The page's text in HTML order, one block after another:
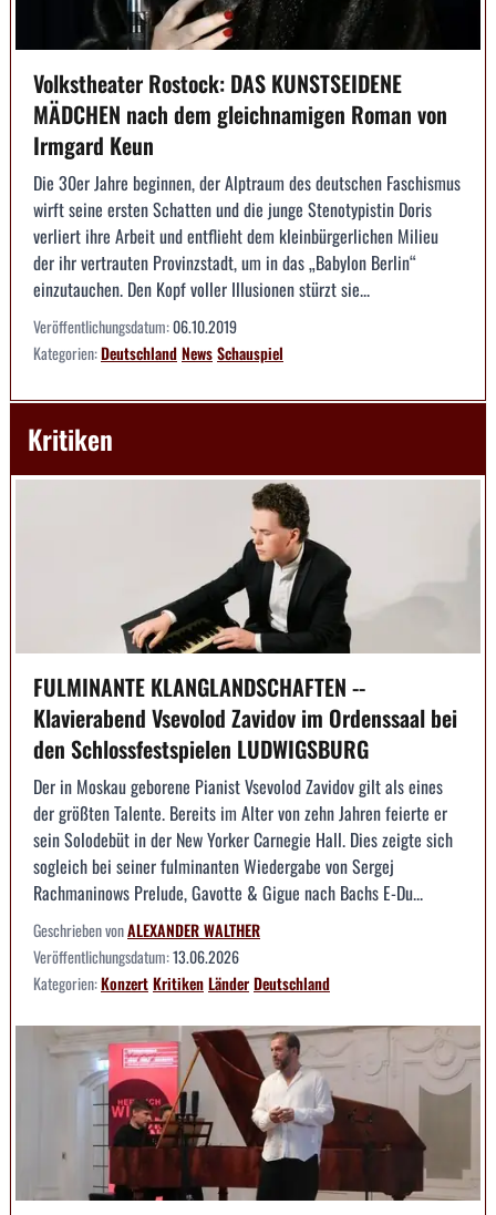
Volkstheater Rostock: DAS KUNSTSEIDENE
MÄDCHEN nach dem gleichnamigen Roman von
Irmgard Keun
Die 30er Jahre beginnen, der Alptraum des deutschen Faschismus
wirft seine ersten Schatten und die junge Stenotypistin Doris
verliert ihre Arbeit und entflieht dem kleinbürgerlichen Milieu
der ihr vertrauten Provinzstadt, um in das „Babylon Berlin“
einzutauchen. Den Kopf voller Illusionen stürzt sie...
Veröffentlichungsdatum:06.10.2019
Kategorien:DeutschlandNewsSchauspiel
Kritiken
FULMINANTE KLANGLANDSCHAFTEN --
Klavierabend Vsevolod Zavidov im Ordenssaal bei
den Schlossfestspielen LUDWIGSBURG
Der in Moskau geborene Pianist Vsevolod Zavidov gilt als eines
der größten Talente. Bereits im Alter von zehn Jahren feierte er
sein Solodebüt in der New Yorker Carnegie Hall. Dies zeigte sich
sogleich bei seiner fulminanten Wiedergabe von Sergej
Rachmaninows Prelude, Gavotte & Gigue nach Bachs E-Du...
Geschrieben vonALEXANDER WALTHER
Veröffentlichungsdatum:13.06.2026
Kategorien:KonzertKritikenLänderDeutschland